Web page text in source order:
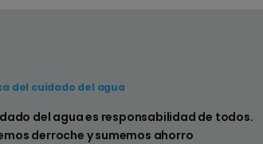
Consejo Nº4
Si lavás tu auto en casa utilizá un balde para
economizar agua
del cuidado del agua
del agua es responsabilidad de todos.
derroche y sumemos ahorro